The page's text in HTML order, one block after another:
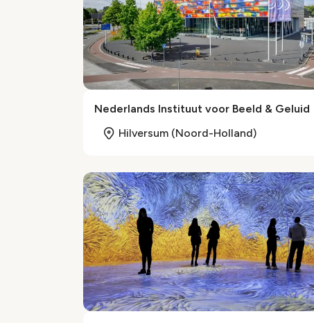
Nederlands Instituut voor Beeld & Geluid
Hilversum (Noord-Holland)